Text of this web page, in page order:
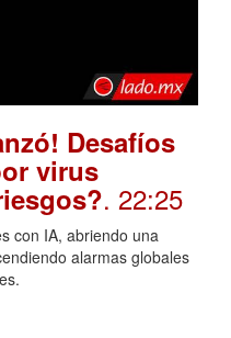
Desafíos
virus
. 22:25
con IA, abriendo una
alarmas globales